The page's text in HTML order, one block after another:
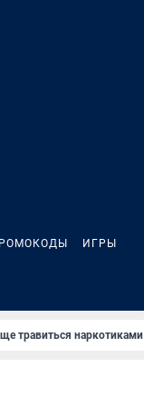
ИГРЫ
травиться наркотиками